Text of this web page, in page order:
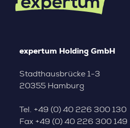
expertum Holding GmbH
Stadthausbrücke 1-3
20355 Hamburg
Tel. +49 (0) 40 226 300 130
Fax +49 (0) 40 226 300 149